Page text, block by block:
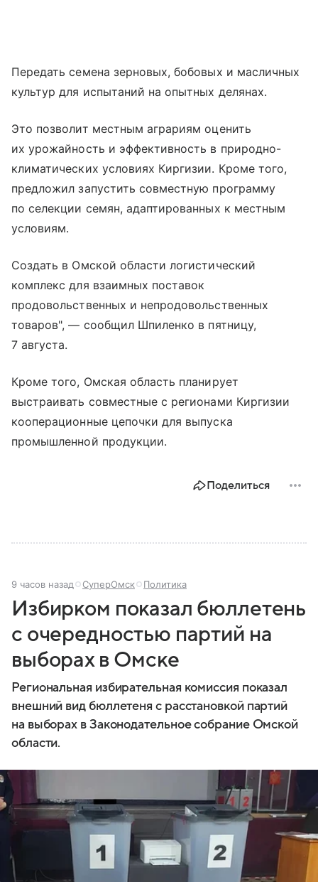
Передать семена зерновых, бобовых и масличных
культур для испытаний на опытных делянах.
Это позволит местным аграриям оценить
их урожайность и эффективность в природно-
климатических условиях Киргизии. Кроме того,
предложил запустить совместную программу
по селекции семян, адаптированных к местным
условиям.
Создать в Омской области логистический
комплекс для взаимных поставок
продовольственных и непродовольственных
товаров", — сообщил Шпиленко в пятницу,
7 августа.
Кроме того, Омская область планирует
выстраивать совместные с регионами Киргизии
кооперационные цепочки для выпуска
промышленной продукции.
Поделиться
9 часов назад СуперОмск Политика
Избирком показал бюллетень
с очередностью партий на
выборах в Омске
Региональная избирательная комиссия показал
внешний вид бюллетеня с расстановкой партий
на выборах в Законодательное собрание Омской
области.